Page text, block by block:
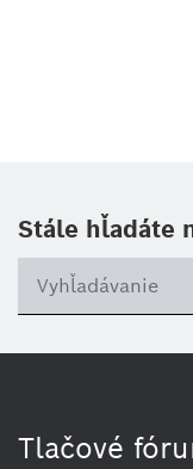
Stále hľadáte
Tlačové